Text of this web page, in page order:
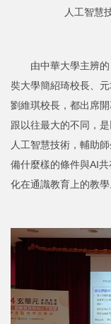
人工智慧
由中華大學主辨的
奘大學簡紹琦校長、
劉維琪校長，都出席
跟以往最大的不同，
人工智慧技術，輔助
備什麼樣的條件與AI
化在通識教育上的教學